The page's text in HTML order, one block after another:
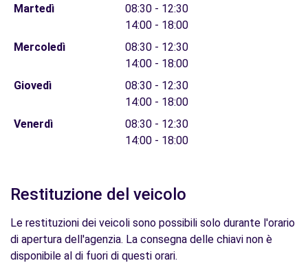
Martedì
08:30 - 12:30
14:00 - 18:00
Mercoledì
08:30 - 12:30
14:00 - 18:00
Giovedì
08:30 - 12:30
14:00 - 18:00
Venerdì
08:30 - 12:30
14:00 - 18:00
Restituzione del veicolo
Le restituzioni dei veicoli sono possibili solo durante l'orario
di apertura dell'agenzia. La consegna delle chiavi non è
disponibile al di fuori di questi orari.